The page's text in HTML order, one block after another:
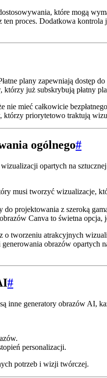
które mogą
proces. Dodatkowa
plany zapewniają dostęp
już subskrybują płatny
mieć całkowicie
priorytetowo traktują
ogólnego#
opartych na
musi tworzyć wizualizacje,
projektowania z szeroką
Canva to świetna
tworzeniu atrakcyjnych
obrazów opartych
#
inne generatory obrazów AI,
personalizacji.
potrzeb i wizji twórczej.